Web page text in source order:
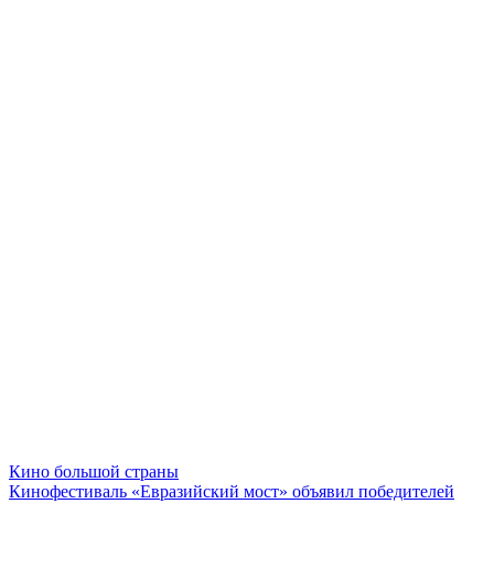
Кино большой страны
Кинофестиваль «Евразийский мост» объявил победителей